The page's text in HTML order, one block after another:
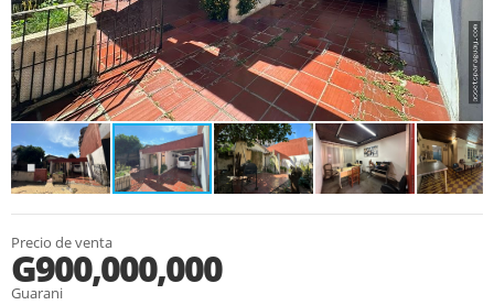
Precio de venta
G900,000,000
Guarani